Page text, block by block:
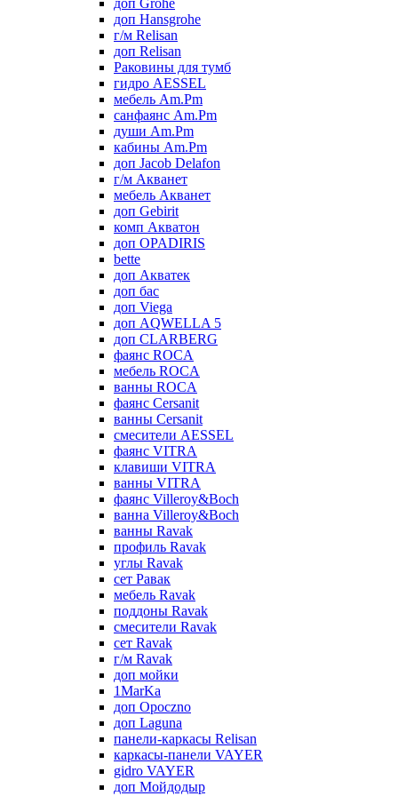
доп Grohe
доп Hansgrohe
г/м Relisan
доп Relisan
Раковины для тумб
гидро AESSEL
мебель Am.Pm
санфаянс Am.Pm
души Am.Pm
кабины Am.Pm
доп Jacob Delafon
г/м Акванет
мебель Акванет
доп Gebirit
комп Акватон
доп OPADIRIS
bette
доп Акватек
доп бас
доп Viega
доп AQWELLA 5
доп CLARBERG
фаянс ROCA
мебель ROCA
ванны ROCA
фаянс Cersanit
ванны Cersanit
смесители AESSEL
фаянс VITRA
клавиши VITRA
ванны VITRA
фаянс Villeroy&Boch
ванна Villeroy&Boch
ванны Ravak
профиль Ravak
углы Ravak
сет Равак
мебель Ravak
поддоны Ravak
смесители Ravak
сет Ravak
г/м Ravak
доп мойки
1MarKa
доп Opoczno
доп Laguna
панели-каркасы Relisan
каркасы-панели VAYER
gidro VAYER
доп Мойдодыр